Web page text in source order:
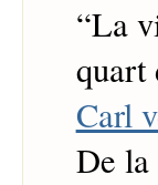
“La
quart
Carl
De la